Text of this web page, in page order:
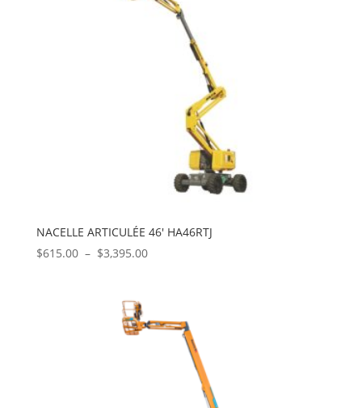
NACELLE ARTICULÉE 46′ HA46RTJ
$615.00 – $3,395.00Plage
à
$3,395.00